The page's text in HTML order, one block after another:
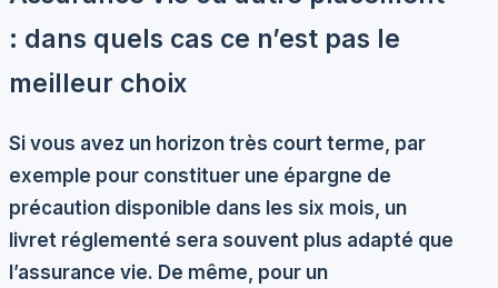
: dans quels cas ce n’est pas le
meilleur choix
Si vous avez un horizon très court terme, par
exemple pour constituer une épargne de
précaution disponible dans les six mois, un
livret réglementé sera souvent plus adapté que
l’assurance vie. De même, pour un